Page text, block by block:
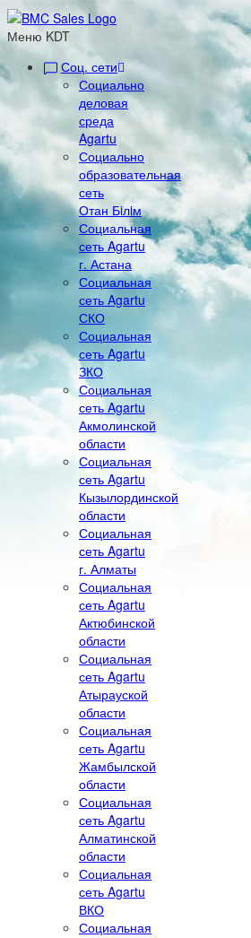
Меню KDT
Соц. сети
Социально
деловая
среда
Agartu
Социально
образовательная
сеть
Отан Бiлiм
Социальная
сеть Agartu
г. Астана
Социальная
сеть Agartu
СКО
Социальная
сеть Agartu
ЗКО
Социальная
сеть Agartu
Акмолинской
области
Социальная
сеть Agartu
Кызылординской
области
Социальная
сеть Agartu
г. Алматы
Социальная
сеть Agartu
Актюбинской
области
Социальная
сеть Agartu
Атырауской
области
Социальная
сеть Agartu
Жамбылской
области
Социальная
сеть Agartu
Алматинской
области
Социальная
сеть Agartu
ВКО
Социальная